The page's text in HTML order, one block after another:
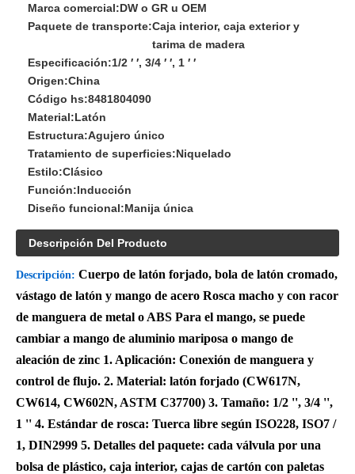
Marca comercial:DW o GR u OEM
Paquete de transporte:Caja interior, caja exterior y
tarima de madera
Especificación:1/2 ′ ′, 3/4 ′ ′, 1 ′ ′
Origen:China
Código hs:8481804090
Material:Latón
Estructura:Agujero único
Tratamiento de superficies:Niquelado
Estilo:Clásico
Función:Inducción
Diseño funcional:Manija única
Descripción Del Producto
Descripción: Cuerpo de latón forjado, bola de latón cromado,
vástago de latón y mango de acero Rosca macho y con racor
de manguera de metal o ABS Para el mango, se puede
cambiar a mango de aluminio mariposa o mango de
aleación de zinc 1. Aplicación: Conexión de manguera y
control de flujo. 2. Material: latón forjado (CW617N,
CW614, CW602N, ASTM C37700) 3. Tamaño: 1/2 '', 3/4 '',
1 '' 4. Estándar de rosca: Tuerca libre según ISO228, ISO7 /
1, DIN2999 5. Detalles del paquete: cada válvula por una
bolsa de plástico, caja interior, cajas de cartón con paletas